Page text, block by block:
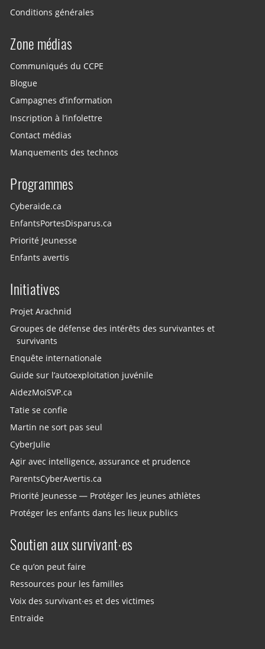
Conditions générales
Zone médias
Communiqués du CCPE
Blogue
Campagnes d’information
Inscription à l’infolettre
Contact médias
Manquements des technos
Programmes
Cyberaide.ca
EnfantsPortesDisparus.ca
Priorité Jeunesse
Enfants avertis
Initiatives
Projet Arachnid
Groupes de défense des intérêts des survivantes et
survivants
Enquête internationale
Guide sur l’autoexploitation juvénile
AidezMoiSVP.ca
Tatie se confie
Martin ne sort pas seul
CyberJulie
Agir avec intelligence, assurance et prudence
ParentsCyberAvertis.ca
Priorité Jeunesse — Protéger les jeunes athlètes
Protéger les enfants dans les lieux publics
Soutien aux survivant·es
Ce qu’on peut faire
Ressources pour les familles
Voix des survivant·es et des victimes
Entraide